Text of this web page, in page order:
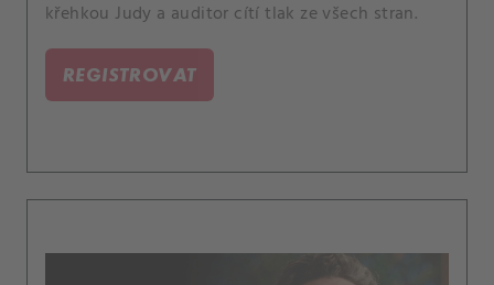
křehkou Judy a auditor cítí tlak ze všech stran.
REGISTROVAT